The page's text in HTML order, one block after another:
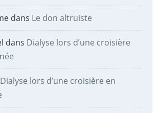
dans Le don altruiste
dans Dialyse lors d’une croisière
Dialyse lors d’une croisière en